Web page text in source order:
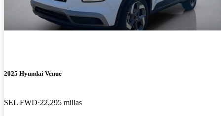
2025 Hyundai Venue
SEL FWD 22,295 millas